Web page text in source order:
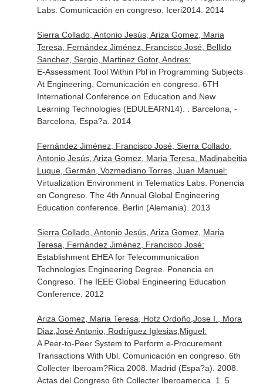
Labs. Comunicación en congreso. Iceri2014. 2014
Sierra Collado, Antonio Jesús, Ariza Gomez, Maria
Teresa, Fernández Jiménez, Francisco José, Bellido
Sanchez, Sergio, Martinez Gotor, Andres:
E-Assessment Tool Within Pbl in Programming Subjects
At Engineering. Comunicación en congreso. 6TH
International Conference on Education and New
Learning Technologies (EDULEARN14). . Barcelona, -
Barcelona, Espa?a. 2014
Fernández Jiménez, Francisco José, Sierra Collado,
Antonio Jesús, Ariza Gomez, Maria Teresa, Madinabeitia
Luque, Germán, Vozmediano Torres, Juan Manuel:
Virtualization Environment in Telematics Labs. Ponencia
en Congreso. The 4th Annual Global Engineering
Education conference. Berlin (Alemania). 2013
Sierra Collado, Antonio Jesús, Ariza Gomez, Maria
Teresa, Fernández Jiménez, Francisco José:
Establishment EHEA for Telecommunication
Technologies Engineering Degree. Ponencia en
Congreso. The IEEE Global Engineering Education
Conference. 2012
Ariza Gomez, Maria Teresa, Hotz Ordoño,Jose I., Mora
Diaz,José Antonio, Rodríguez Iglesias,Miguel:
A Peer-to-Peer System to Perform e-Procurement
Transactions With Ubl. Comunicación en congreso. 6th
Collecter Iberoam?Rica 2008. Madrid (Espa?a). 2008.
Actas del Congreso 6th Collecter Iberoamerica. 1. 5